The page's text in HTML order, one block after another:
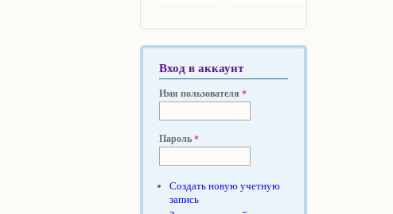
Вход в аккаунт
Имя пользователя*
Пароль*
Создать новую учетную
запись